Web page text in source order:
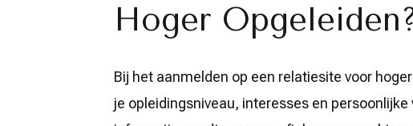
Hoger
Bij het aanmelden op een relatiesite voor
je opleidingsniveau, interesses en persoonlijke